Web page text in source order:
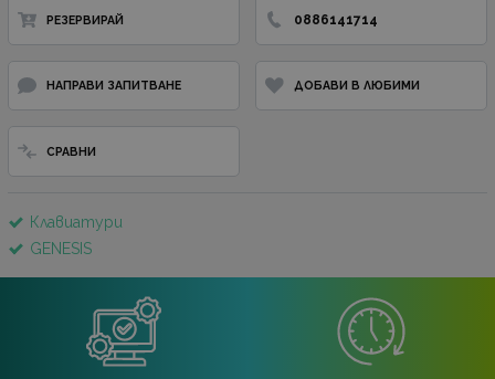
РЕЗЕРВИРАЙ 0886141714
НАПРАВИ ЗАПИТВАНЕ ДОБАВИ В ЛЮБИМИ
СРАВНИ
Клавиатури
GENESIS